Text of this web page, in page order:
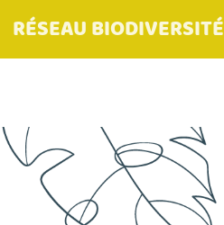
RÉSEAU BIODIVERSITÉ